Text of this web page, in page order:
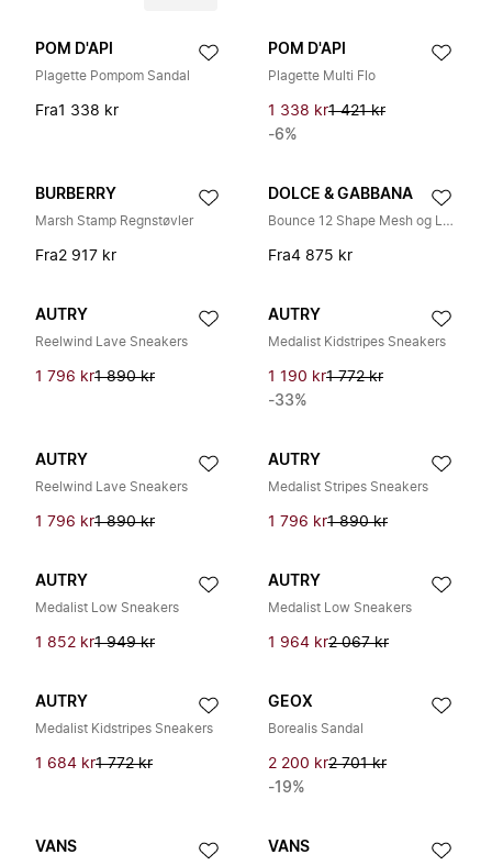
POM D'API
Plagette Pompom Sandal
Fra1 338 kr
POM D'API
Plagette Multi Flo
1 338 kr1 421 kr
-6%
BURBERRY
Marsh Stamp Regnstøvler
Fra2 917 kr
DOLCE & GABBANA
Bounce 12 Shape Mesh og Lær Snøresko
Fra4 875 kr
AUTRY
Reelwind Lave Sneakers
1 796 kr1 890 kr
AUTRY
Medalist Kidstripes Sneakers
1 190 kr1 772 kr
-33%
AUTRY
Reelwind Lave Sneakers
1 796 kr1 890 kr
AUTRY
Medalist Stripes Sneakers
1 796 kr1 890 kr
AUTRY
Medalist Low Sneakers
1 852 kr1 949 kr
AUTRY
Medalist Low Sneakers
1 964 kr2 067 kr
AUTRY
Medalist Kidstripes Sneakers
1 684 kr1 772 kr
GEOX
Borealis Sandal
2 200 kr2 701 kr
-19%
VANS VANS